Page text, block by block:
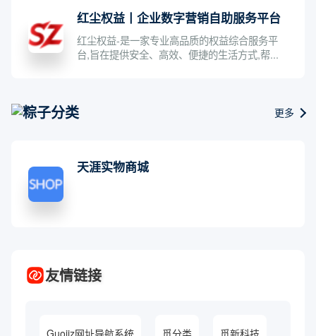
红尘权益丨企业数字营销自助服务平台
红尘权益-是一家专业高品质的权益综合服务平
台,旨在提供安全、高效、便捷的生活方式,帮...
粽子分类 更多
天涯实物商城
友情链接
Guojiz网址导航系统 觅分类 觅新科技